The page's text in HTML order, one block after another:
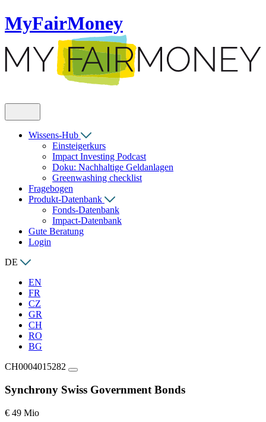
MyFairMoney
Wissens-Hub
Einsteigerkurs
Impact Investing Podcast
Doku: Nachhaltige Geldanlagen
Greenwashing checklist
Fragebogen
Produkt-Datenbank
Fonds-Datenbank
Impact-Datenbank
Gute Beratung
Login
DE
EN
FR
CZ
GR
CH
RO
BG
CH0004015282
Synchrony Swiss Government Bonds
€ 49 Mio